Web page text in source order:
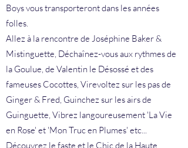
Boys vous transporteront dans les années
folles.
Allez à la rencontre de Joséphine Baker &
Mistinguette, Déchaînez-vous aux rythmes de
la Goulue, de Valentin le Désossé et des
fameuses Cocottes, Virevoltez sur les pas de
Ginger & Fred, Guinchez sur les airs de
Guinguette, Vibrez langoureusement 'La Vie
en Rose' et 'Mon Truc en Plumes' etc...
Découvrez le faste et le Chic de la Haute